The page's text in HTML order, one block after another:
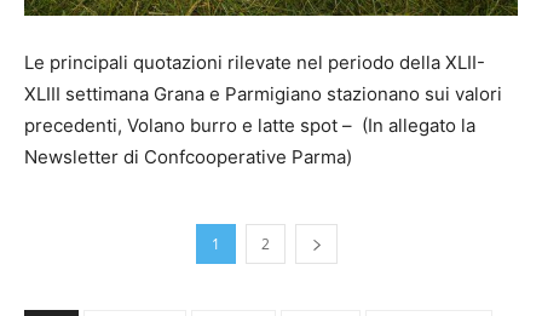
Le principali quotazioni rilevate nel periodo della XLII-
XLIII settimana Grana e Parmigiano stazionano sui valori
precedenti, Volano burro e latte spot – (In allegato la
Newsletter di Confcooperative Parma)
1 2